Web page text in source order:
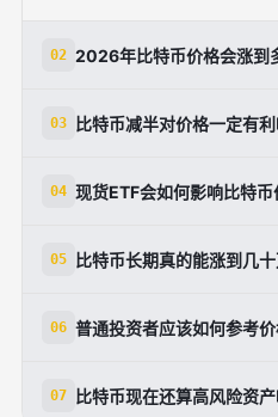
02 2026年比特币价格会涨到
万美元到11万美元以上
03 比特币减半对价格一定有利
格立刻上涨。实际走势还
04 现货ETF会如何影响比特币
结构，若持续净流入，通
05 比特币长期真的能涨到几十
模、宏观环境和监管进
06 普通投资者应该如何参考价
合仓位管理、分批买入
07 比特币现在还算高风险资产